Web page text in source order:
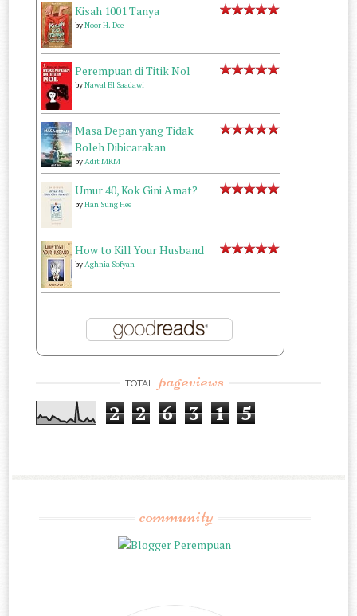
Kisah 1001 Tanya
byNoor H. Dee
Perempuan di Titik Nol
byNawal El Saadawi
Masa Depan yang Tidak
Boleh Dibicarakan
byAdit MKM
Umur 40, Kok Gini Amat?
byHan Sung Hee
How to Kill Your Husband
byAghnia Sofyan
TOTAL pageviews
2 2 6 3 1 5
community